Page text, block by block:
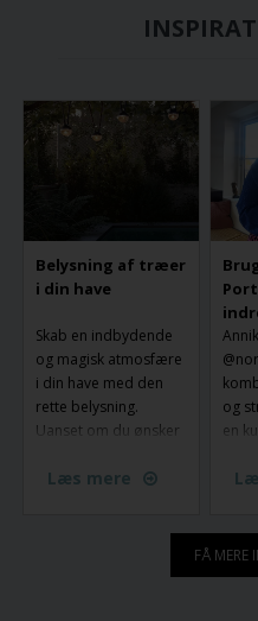
Belysning af træer
i din have
Skab en indbydende
og magisk atmosfære
i din have med den
rette belysning.
Uanset om du ønsker
stier eller skabe
Læs mere
og
en
FÅ MERE